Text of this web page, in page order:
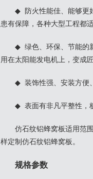
◆ 防火性能佳、能够更
患有保障，各种大型工程都适
◆ 绿色、环保、节能的
用在太阳能发电机上，变成
◆ 装饰性强、安装方便
◆ 表面有非凡平整性，
仿石纹铝蜂窝板适用范
样定制仿石纹铝蜂窝板。
规格参数